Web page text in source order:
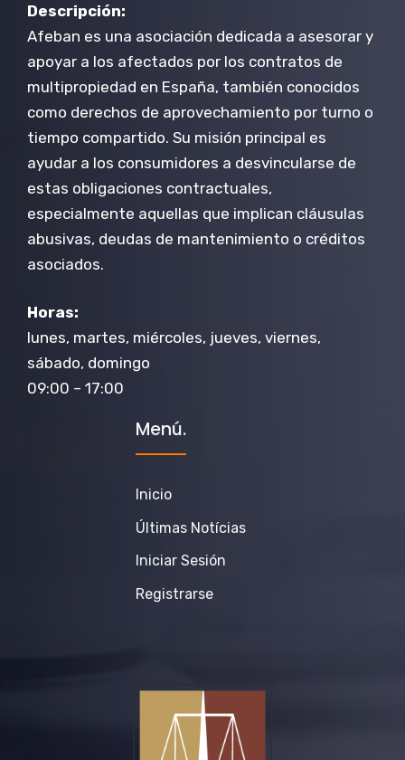
Descripción:
Afeban es una asociación dedicada a asesorar y
apoyar a los afectados por los contratos de
multipropiedad en España, también conocidos
como derechos de aprovechamiento por turno o
tiempo compartido. Su misión principal es
ayudar a los consumidores a desvincularse de
estas obligaciones contractuales,
especialmente aquellas que implican cláusulas
abusivas, deudas de mantenimiento o créditos
asociados.
Horas:
lunes, martes, miércoles, jueves, viernes,
sábado, domingo
09:00 – 17:00
Menú.
Inicio
Últimas Notícias
Iniciar Sesión
Registrarse